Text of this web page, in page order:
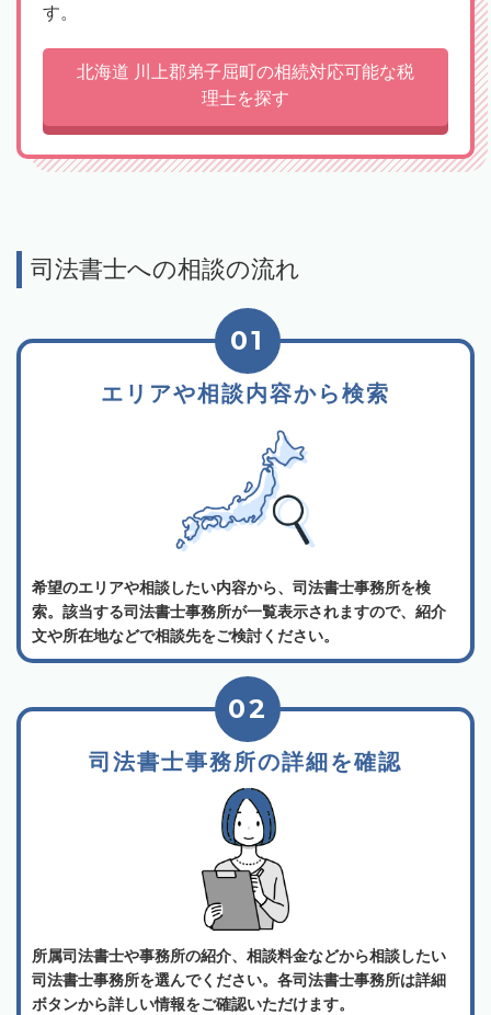
す。
北海道 川上郡弟子屈町の相続対応可能な税
理士を探す
司法書士への相談の流れ
エリアや相談内容から検索
01
希望のエリアや相談したい内容から、司法書士事務所を検
索。該当する司法書士事務所が一覧表示されますので、紹介
文や所在地などで相談先をご検討ください。
司法書士事務所の詳細を確認
02
所属司法書士や事務所の紹介、相談料金などから相談したい
司法書士事務所を選んでください。各司法書士事務所は詳細
ボタンから詳しい情報をご確認いただけます。